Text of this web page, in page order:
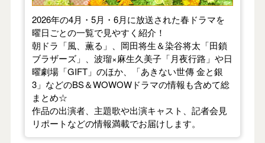
2026年の4月・5月・6月に放送された春ドラマを
曜日ごとの一覧で見やすく紹介！
朝ドラ「風、薫る」、岡田将生＆染谷将太「田鎖
ブラザーズ」、波瑠×麻生久美子「月夜行路」や日
曜劇場「GIFT」のほか、「あきない世傳 金と銀
3」などのBS＆WOWOWドラマの情報も含めて総
まとめ☆
作品の出演者、主題歌や出演キャスト、記者会見
リポートなどの情報満載でお届けします。